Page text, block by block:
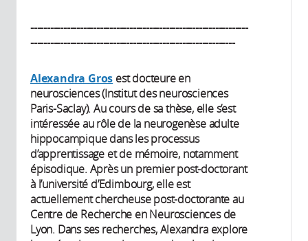
------------------------------------------------------------------
--------------------------------------------------------------
Alexandra Gros est docteure en
neurosciences (Institut des neurosciences
Paris-Saclay). Au cours de sa thèse, elle s’est
intéressée au rôle de la neurogenèse adulte
hippocampique dans les processus
d’apprentissage et de mémoire, notamment
épisodique. Après un premier post-doctorant
à l’université d’Edimbourg, elle est
actuellement chercheuse post-doctorante au
Centre de Recherche en Neurosciences de
Lyon. Dans ses recherches, Alexandra explore